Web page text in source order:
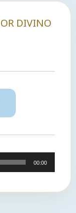
DIVINO
00:00